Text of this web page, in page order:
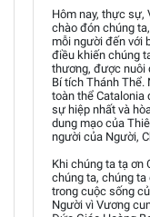
Hôm nay, thực sự,
chào đón chúng
mỗi người đến với
điều khiến chúng
thương, được nuôi
Bí tích Thánh Thể.
toàn thể Catalonia
sự hiệp nhất và
dung mạo của
người của Người,
Khi chúng ta tạ ơn
chúng ta, chúng
trong cuộc sống
Người vì Vương